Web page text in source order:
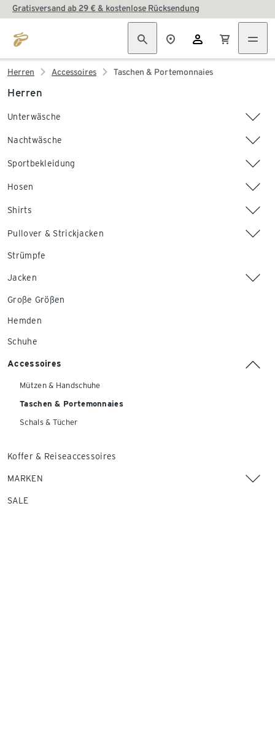
Gratisversand ab 29 € & kostenlose Rücksendung
Herren Accessoires Taschen & Portemonnaies
Herren
Unterwäsche
Nachtwäsche
Sportbekleidung
Hosen
Shirts
Pullover & Strickjacken
Strümpfe
Jacken
Große Größen
Hemden
Schuhe
Accessoires
Mützen & Handschuhe
Taschen & Portemonnaies
Schals & Tücher
Koffer & Reiseaccessoires
MARKEN
SALE